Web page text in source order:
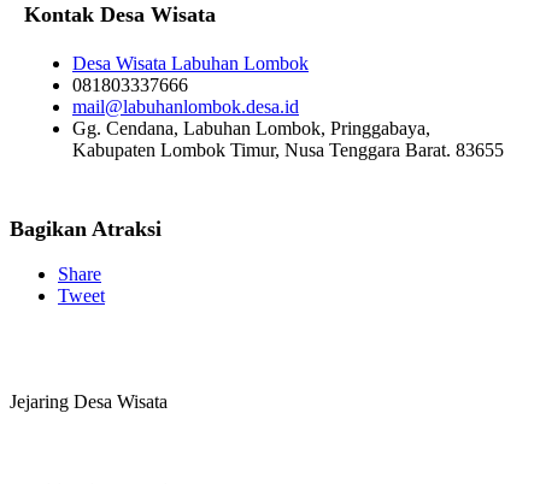
Kontak Desa Wisata
Desa Wisata Labuhan Lombok
081803337666
mail@labuhanlombok.desa.id
Gg. Cendana, Labuhan Lombok, Pringgabaya,
Kabupaten Lombok Timur, Nusa Tenggara Barat. 83655
Bagikan Atraksi
Share
Tweet
Jejaring Desa Wisata